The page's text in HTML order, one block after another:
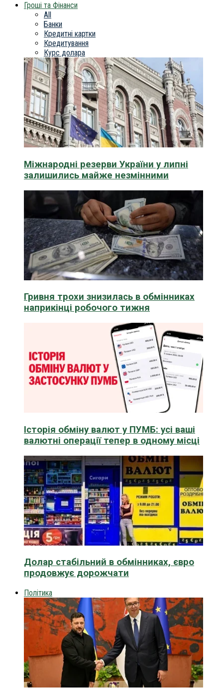
Гроші та Фінанси
All
Банки
Кредитні картки
Кредитування
Курс долара
Міжнародні резерви України у липні
залишились майже незмінними
Гривня трохи знизилась в обмінниках
наприкінці робочого тижня
Історія обміну валют у ПУМБ: усі ваші
валютні операції тепер в одному місці
Долар стабільний в обмінниках, євро
продовжує дорожчати
Політика